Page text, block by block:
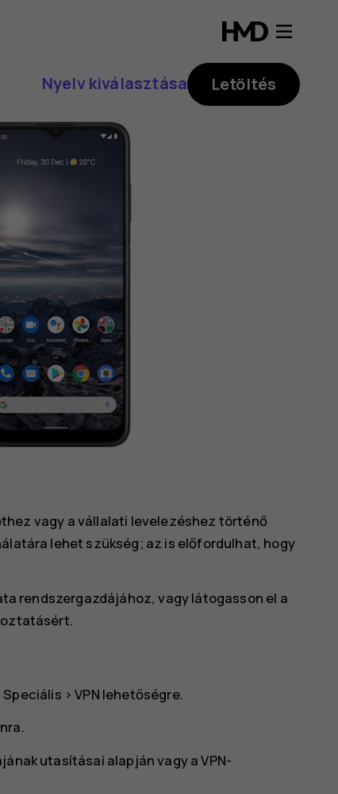
Nyelv kiválasztása Letöltés
vagy a vállalati levelezéshez történő
lehet szükség; az is előfordulhat, hogy
rendszergazdájához, vagy látogasson el a
Speciális >VPN lehetőségre.
utasításai alapján vagy a VPN-